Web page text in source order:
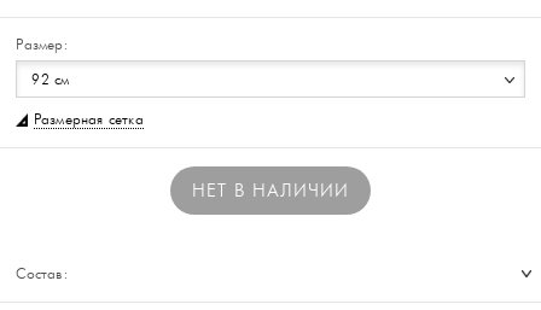
Размер:
92 см
Размерная сетка
НЕТ В НАЛИЧИИ
Состав: